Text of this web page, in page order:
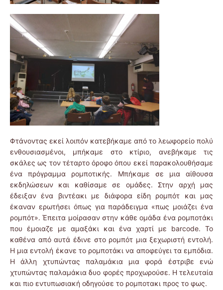
Φτάνοντας εκεί λοιπόν κατεβήκαμε από το λεωφορείο πολύ
ενθουσιασμένοι, μπήκαμε στο κτίριο, ανεβήκαμε τις
σκάλες ως τον τέταρτο όροφο όπου εκεί παρακολουθήσαμε
ένα πρόγραμμα ρομποτικής. Μπήκαμε σε μια αίθουσα
εκδηλώσεων και καθίσαμε σε ομάδες. Στην αρχή μας
έδειξαν ένα βιντέακι με διάφορα είδη ρομπότ και μας
έκαναν ερωτήσει όπως για παράδειγμα «πως μοιάζει ένα
ρομπότ». Έπειτα μοίρασαν στην κάθε ομάδα ένα ρομποτάκι
που έμοιαζε με αμαξάκι και ένα χαρτί με barcode. Το
καθένα από αυτά έδινε στο ρομπότ μια ξεχωριστή εντολή.
Η μια εντολή έκανε το ρομποτάκι να αποφεύγει τα εμπόδια.
Η άλλη χτυπώντας παλαμάκια μια φορά έστριβε ενώ
χτυπώντας παλαμάκια δυο φορές προχωρούσε. Η τελευταία
και πιο εντυπωσιακή οδηγούσε το ρομποτακι προς το φως.